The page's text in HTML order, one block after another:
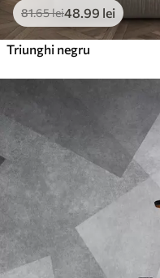
81.65lei48.99 lei
Triunghi negru